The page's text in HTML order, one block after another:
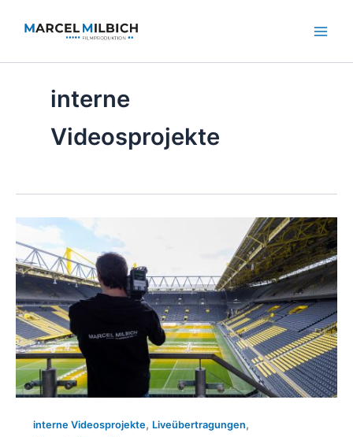
Inhalt
interne
Videosprojekte
interne Videosprojekte, Liveübertragungen,